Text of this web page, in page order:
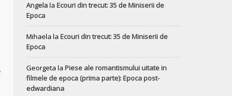
Angelala Ecouri din trecut: 35 de Miniserii de
Epoca
Mihaela la Ecouri din trecut: 35 de Miniserii de
Epoca
Georgeta la Piese ale romantismului uitate in
filmele de epoca (prima parte): Epoca post-
edwardiana